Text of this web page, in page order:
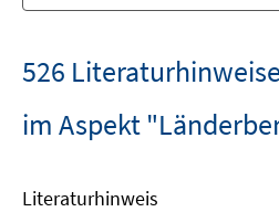
526 Literaturhinweise
im Aspekt
Literaturhinweis